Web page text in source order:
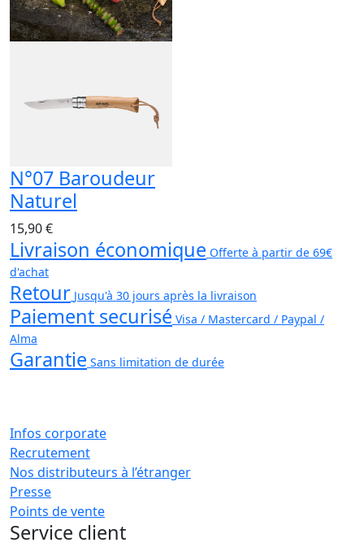
N°07 Baroudeur
Naturel
15,90 €
Livraison économique Offerte à partir de 69€
d'achat
Retour Jusqu'à 30 jours après la livraison
Paiement securisé Visa / Mastercard / Paypal /
Alma
Garantie Sans limitation de durée
Infos corporate
Recrutement
Nos distributeurs à l’étranger
Presse
Points de vente
Service client